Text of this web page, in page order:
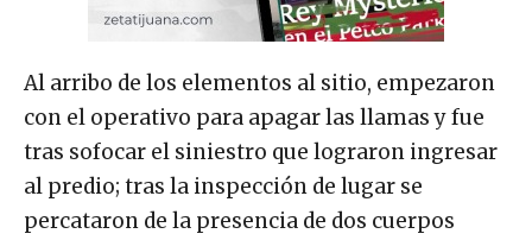
Al arribo de los elementos al sitio, empezaron
con el operativo para apagar las llamas y fue
tras sofocar el siniestro que lograron ingresar
al predio; tras la inspección de lugar se
percataron de la presencia de dos cuerpos